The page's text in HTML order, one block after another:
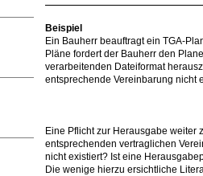
Beispiel
Ein Bauherr beauftragt ein TGA-
Pläne fordert der Bauherr den
verarbeitenden Dateiformat
entsprechende Vereinbarung nicht
Eine Pflicht zur Herausgabe weiter
entsprechenden vertraglichen
nicht existiert? Ist eine
Die wenige hierzu ersichtliche